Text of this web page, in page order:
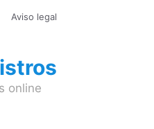
Aviso legal
online